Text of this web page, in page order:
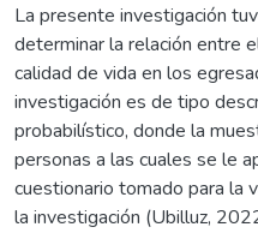
La presente investigación
determinar la relación entre
calidad de vida en los
investigación es de tipo
probabilístico, donde la
personas a las cuales se le
cuestionario tomado para la
la investigación (Ubilluz,